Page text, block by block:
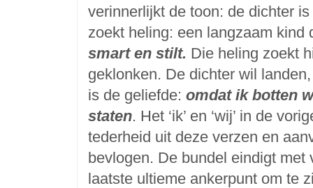
verinnerlijkt de toon: de dichter
zoekt heling: een langzaam
smart en stilt. Die heling zoekt
geklonken. De dichter wil
is de geliefde: omdat ik botten
staten. Het ‘ik’ en ‘wij’ in de
tederheid uit deze verzen en
bevlogen. De bundel eindigt
laatste ultieme ankerpunt om te